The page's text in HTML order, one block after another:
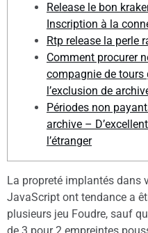
Release le bon
Inscription à la
Rtp release la perle
Comment procurer
compagnie de tours
l’exclusion de
Périodes non
archive –
l’étranger
La propreté implantés dans
JavaScript ont tendance a
plusieurs jeu Foudre, sauf